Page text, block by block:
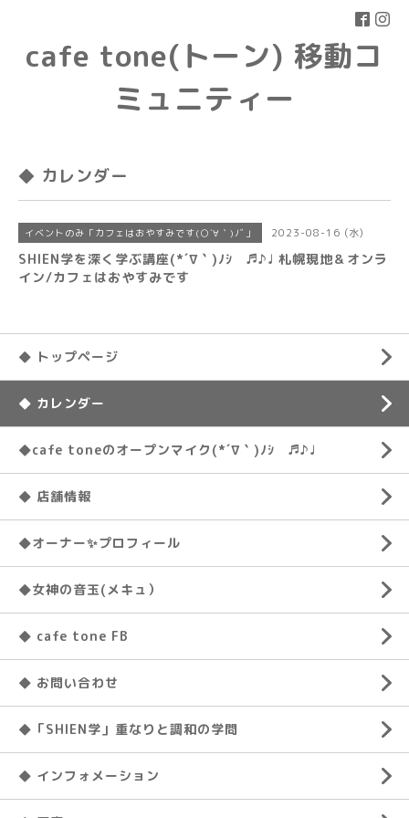
cafe tone(トーン) 移動コ
ミュニティー
◆ カレンダー
イベントのみ「カフェはおやすみです(○´∀｀)ﾉﾞ」 2023-08-16 (水)
SHIEN学を深く学ぶ講座(*´∇｀)ﾉｼ ♬♪♩ 札幌現地＆オンラ
イン/カフェはおやすみです
◆ トップページ
◆ カレンダー
◆cafe toneのオープンマイク(*´∇｀)ﾉｼ ♬♪♩
◆ 店舗情報
◆オーナー✨プロフィール
◆女神の音玉(メキュ）
◆ cafe tone FB
◆ お問い合わせ
◆「SHIEN学」重なりと調和の学問
◆ インフォメーション